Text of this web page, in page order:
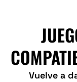
Vuelve a